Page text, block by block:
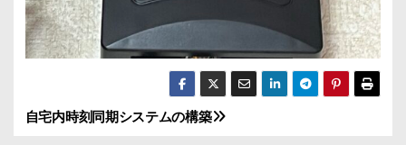
投
自宅内時刻同期システムの構築